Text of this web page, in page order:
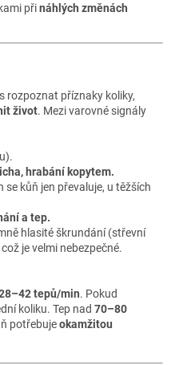
přináhlých změnách
rozpoznat příznaky koliky,
život. Mezi varovné signály
hrabání kopytem.
se kůň jen převaluje, u těžších
a tep.
hlasité škrundání (střevní
což je velmi nebezpečné.
tepů/min. Pokud
koliku. Tep nad 70–80
potřebujeokamžitou